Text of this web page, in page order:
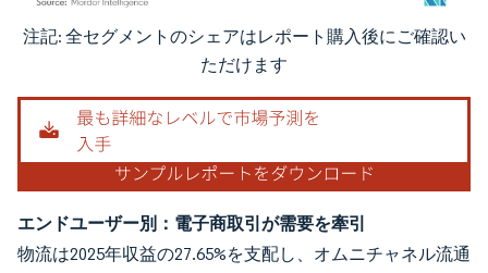
画像 © Mordor Intelligence。再利用にはCC BY 4.0の表示が必要です。
注記: 全セグメントのシェアはレポート購入後にご確認い
ただけます
エンドユーザー別：電子商取引が需要を牽引
物流は2025年収益の27.65%を支配し、オムニチャネル流通